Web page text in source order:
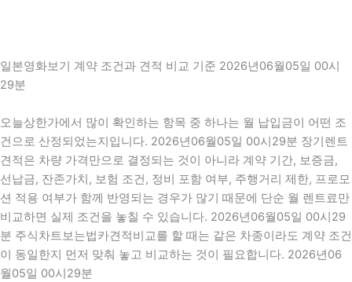
일본영화보기 계약 조건과 견적 비교 기준 2026년06월05일 00시
29분
오늘상한가에서 많이 확인하는 항목 중 하나는 월 납입금이 어떤 조
건으로 산정되었는지입니다. 2026년06월05일 00시29분 장기렌트
견적은 차량 가격만으로 결정되는 것이 아니라 계약 기간, 보증금,
선납금, 잔존가치, 보험 조건, 정비 포함 여부, 주행거리 제한, 프로모
션 적용 여부가 함께 반영되는 경우가 많기 때문에 단순 월 렌트료만
비교하면 실제 조건을 놓칠 수 있습니다. 2026년06월05일 00시29
분 주식차트보는법카견적비교를 할 때는 같은 차종이라도 계약 조건
이 동일한지 먼저 맞춰 놓고 비교하는 것이 필요합니다. 2026년06
월05일 00시29분